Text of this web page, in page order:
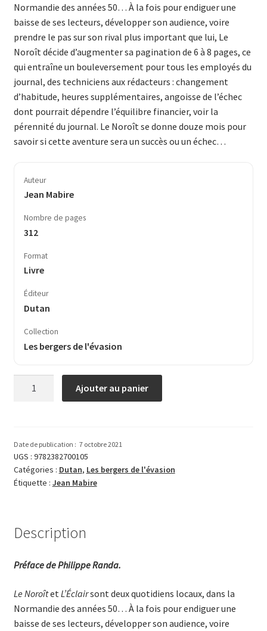
Normandie des années 50… À la fois pour endiguer une
baisse de ses lecteurs, développer son audience, voire
prendre le pas sur son rival plus important que lui, Le
Noroît décide d’augmenter sa pagination de 6 à 8 pages, ce
qui entraîne un bouleversement pour tous les employés du
journal, des techniciens aux rédacteurs : changement
d’habitude, heures supplémentaires, angoisse de l’échec
dont pourrait dépendre l’équilibre financier, voir la
pérennité du journal. Le Noroît se donne douze mois pour
savoir si cette aventure sera un succès ou un échec…
Auteur
Jean Mabire
Nombre de pages
312
Format
Livre
Éditeur
Dutan
Collection
Les bergers de l'évasion
nouvelles
Ajouter au panier
Date de publication : 7 octobre 2021
UGS : 9782382700105
Catégories : Dutan, Les bergers de l'évasion
Étiquette : Jean Mabire
Description
Préface de Philippe Randa.
Le Noroîtet L’Éclairsont deux quotidiens locaux, dans la
Normandie des années 50… À la fois pour endiguer une
baisse de ses lecteurs, développer son audience, voire